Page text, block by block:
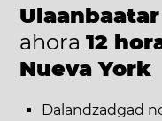
ahora 12
Nueva York
Dalandzadgad